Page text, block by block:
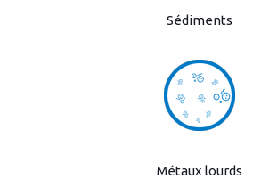
Sédiments
Métaux lourds